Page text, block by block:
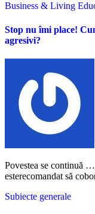
Business & Living
Stop nu îmi place!
agresivi?
Povestea se continuă … Dacă acțiunile violente sunt repetitive
esterecomandat să
Subiecte generale